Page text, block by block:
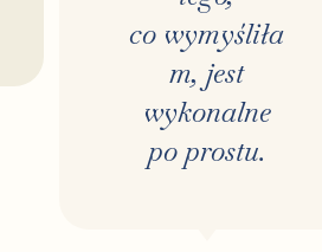
co wymyśliła
m, jest
wykonalne
po prostu.